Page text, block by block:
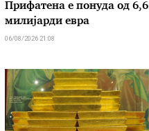
Прифатена е понуда од 6,6
милијарди евра
06/08/2026 21:08